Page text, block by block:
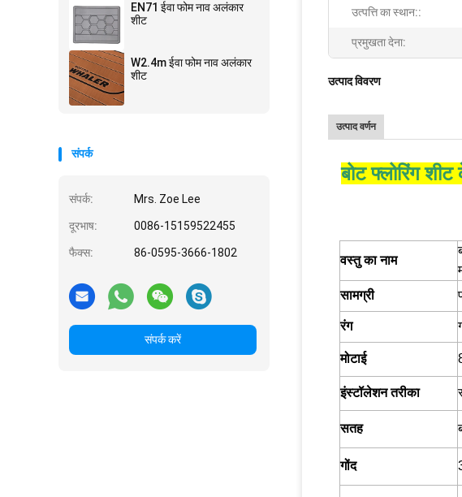
EN71 ईवा फोम नाव अलंकार
शीट
W2.4m ईवा फोम नाव अलंकार
शीट
संपर्क
संपर्क: Mrs. Zoe Lee
दूरभाष: 0086-15159522455
फैक्स: 86-0595-3666-1802
संपर्क करें
उत्पत्ति का स्थान::
प्रमुखता देना:
उत्पाद विवरण
उत्पाद वर्णन
बोट फ्लोरिंग
वस्तु का नाम
सामग्री
रंग
मोटाई
इंस्टॉलेशन तरीका
सतह
गोंद